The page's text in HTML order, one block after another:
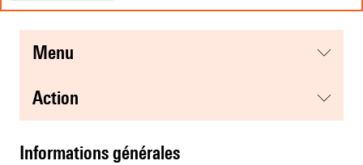
menu
action
informations générales